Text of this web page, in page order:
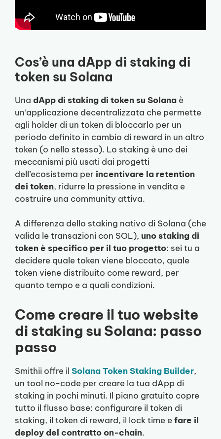
Cos’è una dApp di staking di
token su Solana
Una dApp di staking di token su Solana è
un’applicazione decentralizzata che permette
agli holder di un token di bloccarlo per un
periodo definito in cambio di reward in un altro
token (o nello stesso). Lo staking è uno dei
meccanismi più usati dai progetti
dell’ecosistema per incentivare la retention
dei token, ridurre la pressione in vendita e
costruire una community attiva.
A differenza dello staking nativo di Solana (che
valida le transazioni con SOL), uno staking di
token è specifico per il tuo progetto: sei tu a
decidere quale token viene bloccato, quale
token viene distribuito come reward, per
quanto tempo e a quali condizioni.
Come creare il tuo website
di staking su Solana: passo
passo
Smithii offre il Solana Token Staking Builder,
un tool no-code per creare la tua dApp di
staking in pochi minuti. Il piano gratuito copre
tutto il flusso base: configurare il token di
staking, il token di reward, il lock time efare il
deploy del contratto on-chain.